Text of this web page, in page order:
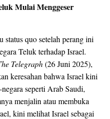
Mulai Menggeser
status quo setelah perang ini
Teluk terhadap Israel.
Telegraph(26 Juni 2025),
keresahan bahwa Israel kini
seperti Arab Saudi,
menjalin atau membuka
kini melihat Israel sebagai